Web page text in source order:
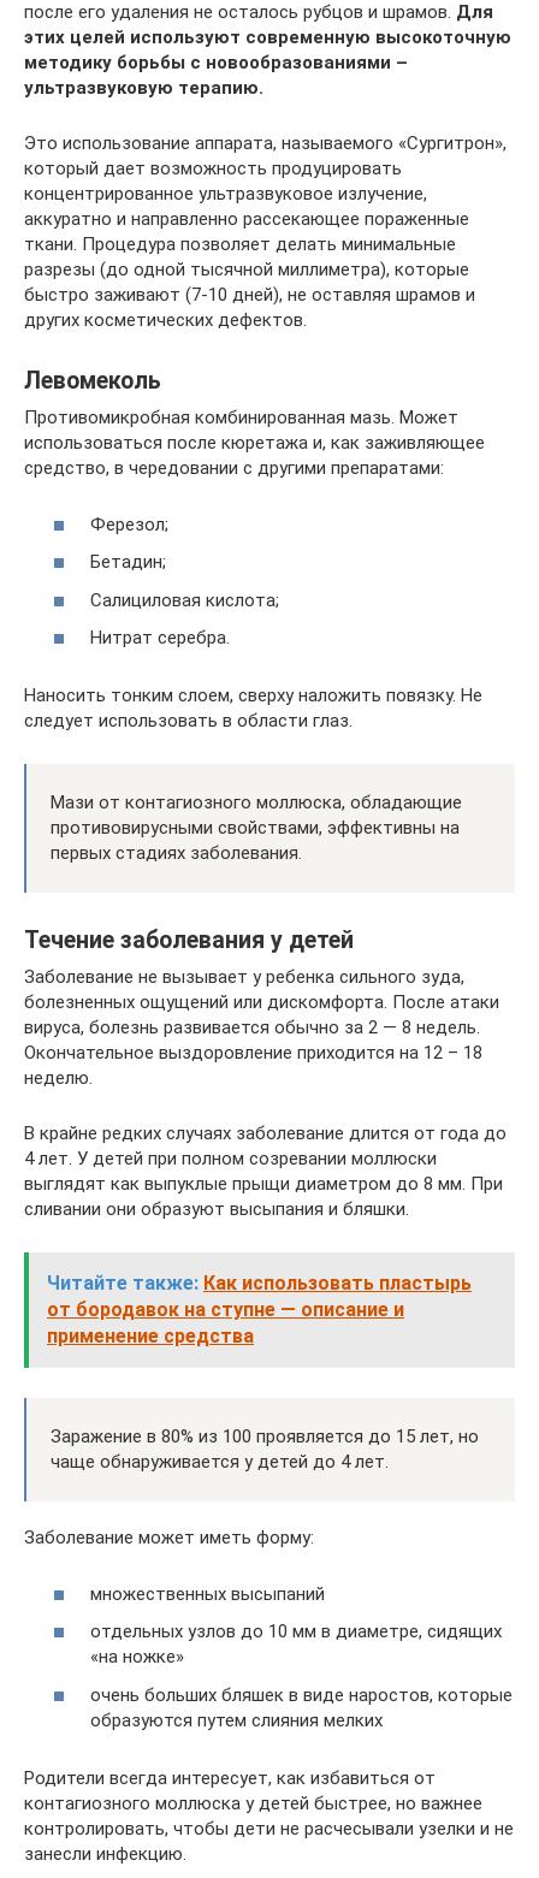
после его удаления не осталось рубцов и шрамов. Для
этих целей используют современную высокоточную
методику борьбы с новообразованиями –
ультразвуковую терапию.
Это использование аппарата, называемого «Сургитрон»,
который дает возможность продуцировать
концентрированное ультразвуковое излучение,
аккуратно и направленно рассекающее пораженные
ткани. Процедура позволяет делать минимальные
разрезы (до одной тысячной миллиметра), которые
быстро заживают (7-10 дней), не оставляя шрамов и
других косметических дефектов.
Левомеколь
Противомикробная комбинированная мазь. Может
использоваться после кюретажа и, как заживляющее
средство, в чередовании с другими препаратами:
Ферезол;
Бетадин;
Салициловая кислота;
Нитрат серебра.
Наносить тонким слоем, сверху наложить повязку. Не
следует использовать в области глаз.
Мази от контагиозного моллюска, обладающие
противовирусными свойствами, эффективны на
первых стадиях заболевания.
Течение заболевания у детей
Заболевание не вызывает у ребенка сильного зуда,
болезненных ощущений или дискомфорта. После атаки
вируса, болезнь развивается обычно за 2 — 8 недель.
Окончательное выздоровление приходится на 12 – 18
неделю.
В крайне редких случаях заболевание длится от года до
4 лет. У детей при полном созревании моллюски
выглядят как выпуклые прыщи диаметром до 8 мм. При
сливании они образуют высыпания и бляшки.
Читайте также: Как использовать пластырь
от бородавок на ступне — описание и
применение средства
Заражение в 80% из 100 проявляется до 15 лет, но
чаще обнаруживается у детей до 4 лет.
Заболевание может иметь форму:
множественных высыпаний
отдельных узлов до 10 мм в диаметре, сидящих
«на ножке»
очень больших бляшек в виде наростов, которые
образуются путем слияния мелких
Родители всегда интересует, как избавиться от
контагиозного моллюска у детей быстрее, но важнее
контролировать, чтобы дети не расчесывали узелки и не
занесли инфекцию.